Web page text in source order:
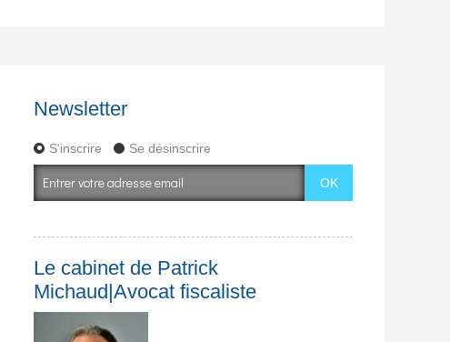
Newsletter
S'inscrire Se désinscrire
Le cabinet de Patrick
Michaud|Avocat fiscaliste